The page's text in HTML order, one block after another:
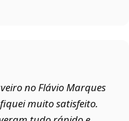
no Flávio Marques
fiquei muito satisfeito.